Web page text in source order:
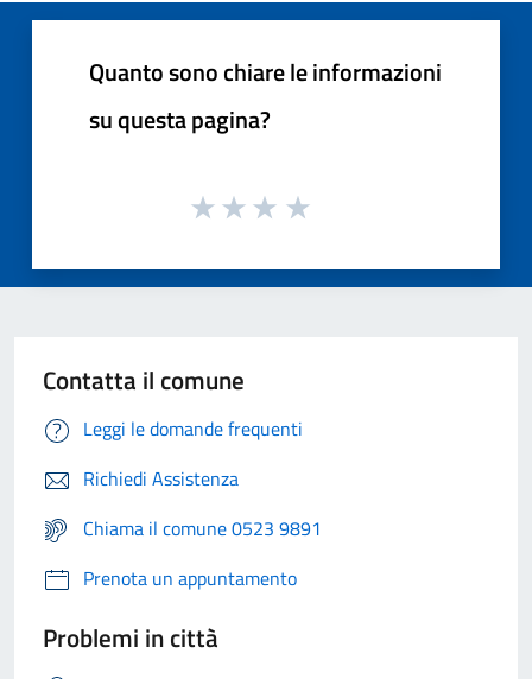
Quanto sono chiare le informazioni
su questa pagina?
Contatta il comune
Leggi le domande frequenti
Richiedi Assistenza
Chiama il comune 0523 9891
Prenota un appuntamento
Problemi in città